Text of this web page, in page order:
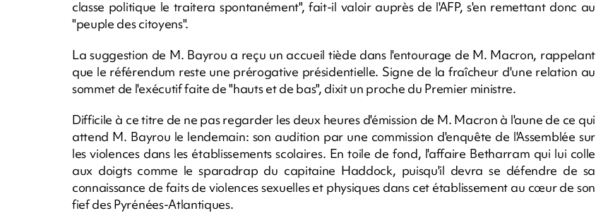
classe politique le traitera spontanément", fait-il valoir auprès de l'AFP, s'en remettant donc au
"peuple des citoyens".
La suggestion de M. Bayrou a reçu un accueil tiède dans l'entourage de M. Macron, rappelant
que le référendum reste une prérogative présidentielle. Signe de la fraîcheur d'une relation au
sommet de l'exécutif faite de "hauts et de bas", dixit un proche du Premier ministre.
Difficile à ce titre de ne pas regarder les deux heures d'émission de M. Macron à l'aune de ce qui
attend M. Bayrou le lendemain: son audition par une commission d'enquête de l'Assemblée sur
les violences dans les établissements scolaires. En toile de fond, l'affaire Betharram qui lui colle
aux doigts comme le sparadrap du capitaine Haddock, puisqu'il devra se défendre de sa
connaissance de faits de violences sexuelles et physiques dans cet établissement au cœur de son
fief des Pyrénées-Atlantiques.